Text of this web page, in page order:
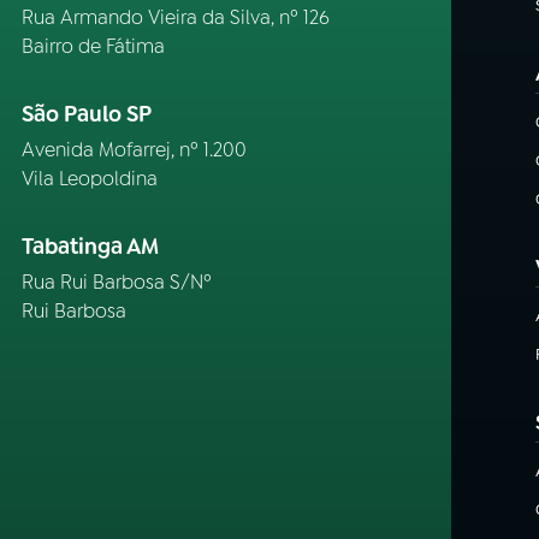
Rua Armando Vieira da Silva, nº 126
Bairro de Fátima
São Paulo SP
Avenida Mofarrej, nº 1.200
Vila Leopoldina
Tabatinga AM
Rua Rui Barbosa S/Nº
Rui Barbosa